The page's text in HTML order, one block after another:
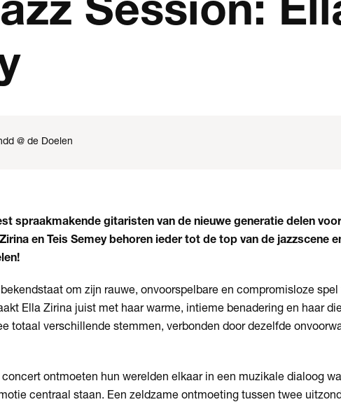
@ de Doelen
spraakmakende gitaristen van de nieuwe generatie delen
en Teis Semey behoren ieder tot de top van de jazzscene
om zijn rauwe, onvoorspelbare en compromisloze
Ella Zirina juist met haar warme, intieme benadering en haar
totaal verschillende stemmen, verbonden door dezelfde
ontmoeten hun werelden elkaar in een muzikale dialoog
centraal staan. Een zeldzame ontmoeting tussen twee